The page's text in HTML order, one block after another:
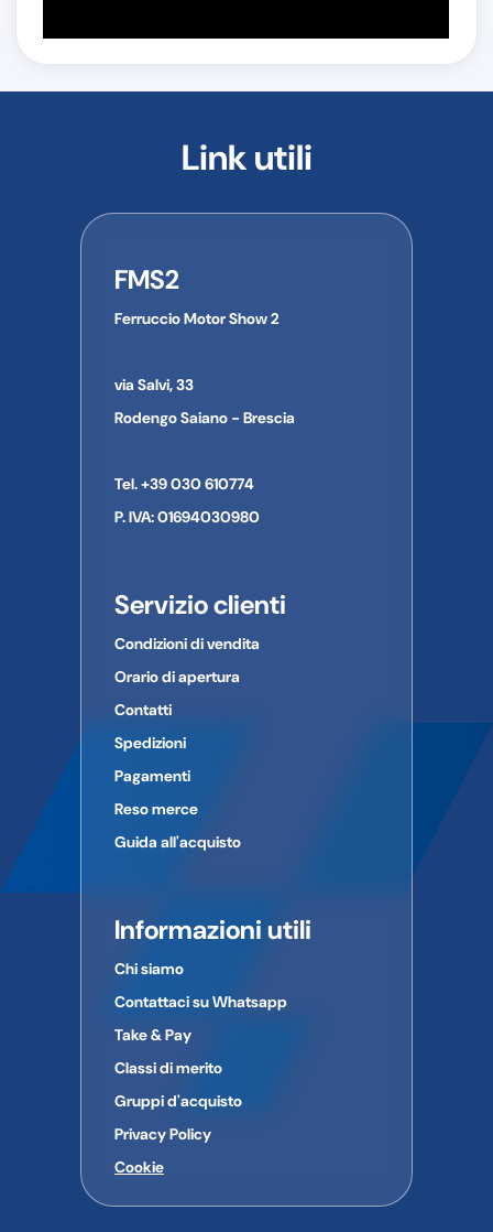
Link utili
FMS2
Ferruccio Motor Show 2
via Salvi, 33
Rodengo Saiano - Brescia
Tel. +39 030 610774
P. IVA: 01694030980
Servizio clienti
Condizioni di vendita
Orario di apertura
Contatti
Spedizioni
Pagamenti
Reso merce
Guida all'acquisto
Informazioni utili
Chi siamo
Contattaci su Whatsapp
Take & Pay
Classi di merito
Gruppi d'acquisto
Privacy Policy
Cookie